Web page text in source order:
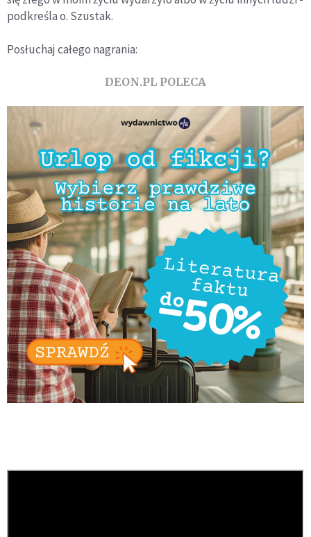
podkreśla o. Szustak.
Posłuchaj całego nagrania:
DEON.PL POLECA